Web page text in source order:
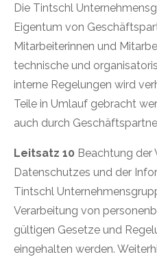
Die Tintschl
Eigentum von
Mitarbeiterinnen und
technische und
interne Regelungen wird
Teile in Umlauf gebracht
auch durch
Leitsatz 10 Beachtung der
Datenschutzes und der
Tintschl
Verarbeitung von
gültigen Gesetze und
eingehalten werden.